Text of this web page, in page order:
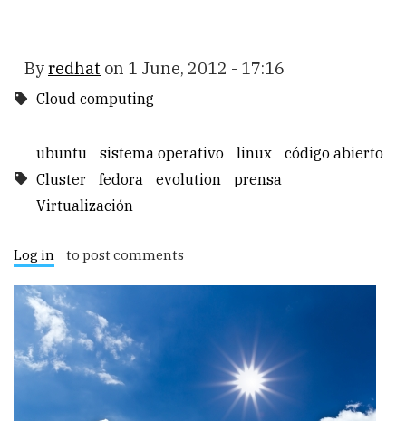
Byredhat on 1 June, 2012 - 17:16
Cloud computing
ubuntu sistema operativo linux
código abierto
Cluster
fedora evolution
prensa
Virtualización
Log in to post comments